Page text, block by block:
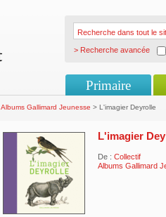
> Recherche avancée
Primaire
Albums Gallimard Jeunesse > L'imagier Deyrolle
L'imagier
De : Collectif
Albums Gallimard